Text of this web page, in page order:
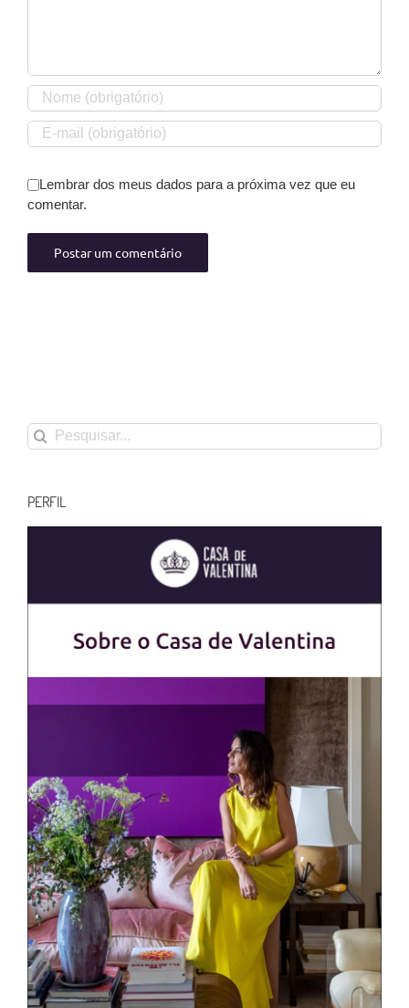
Lembrar dos meus dados para a próxima vez que eu
comentar.
Buscar
resultados
PERFIL